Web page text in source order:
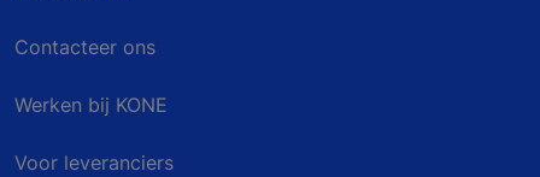
Contacteer ons
Werken bij KONE
Voor leveranciers